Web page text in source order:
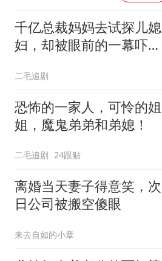
千亿总裁妈妈去试探儿媳
妇，却被眼前的一幕吓傻
二毛追剧
恐怖的一家人，可怜的姐
姐，魔鬼弟弟和弟媳！
二毛追剧 24跟贴
离婚当天妻子得意笑，次
日公司被搬空傻眼
来去自如的小章